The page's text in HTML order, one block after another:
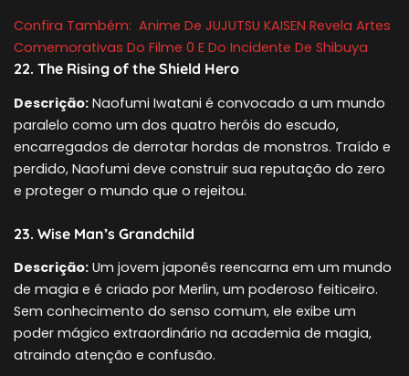
Confira Também: Anime De JUJUTSU KAISEN Revela Artes
Comemorativas Do Filme 0 E Do Incidente De Shibuya
22. The Rising of the Shield Hero
Descrição: Naofumi Iwatani é convocado a um mundo
paralelo como um dos quatro heróis do escudo,
encarregados de derrotar hordas de monstros. Traído e
perdido, Naofumi deve construir sua reputação do zero
e proteger o mundo que o rejeitou.
23. Wise Man’s Grandchild
Descrição: Um jovem japonês reencarna em um mundo
de magia e é criado por Merlin, um poderoso feiticeiro.
Sem conhecimento do senso comum, ele exibe um
poder mágico extraordinário na academia de magia,
atraindo atenção e confusão.